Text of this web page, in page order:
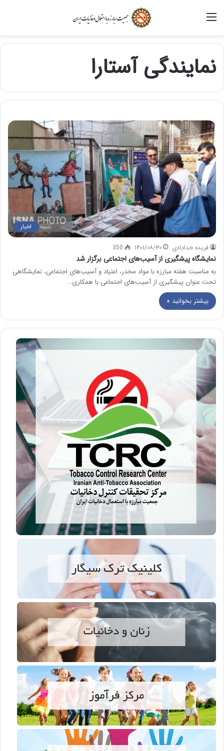
نمایندگی آستارا
اخبار
فریده خدادادی ۱۴۰۱/۰۸/۳۰ 350
نمایشگاه پیشگیری از آسیب‌های اجتماعی برگزار شد
به مناسبت هفته مبارزه با مواد مخدر، اعتیاد و آسیب‌های اجتماعی، نمایشگاهی
تحت عنوان پیشگیری از آسیب‌های اجتماعی با همکاری…
بیشتر بخوانید »